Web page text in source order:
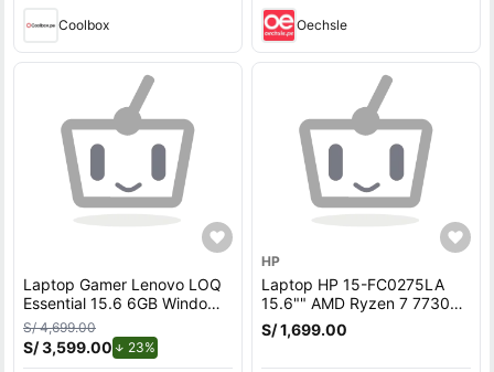
Coolbox Oechsle
Laptop Gamer Lenovo LOQ
Essential 15.6 6GB Windows
11 Home Luna Grey
S/ 4,699.00
S/ 3,599.00 23%
HP
Laptop HP 15-FC0275LA
15.6"" AMD Ryzen 7 7730U
2.0, 512GB SSD, 16GB RAM,
AMD, FreeDOS - sin sistema
S/ 1,699.00